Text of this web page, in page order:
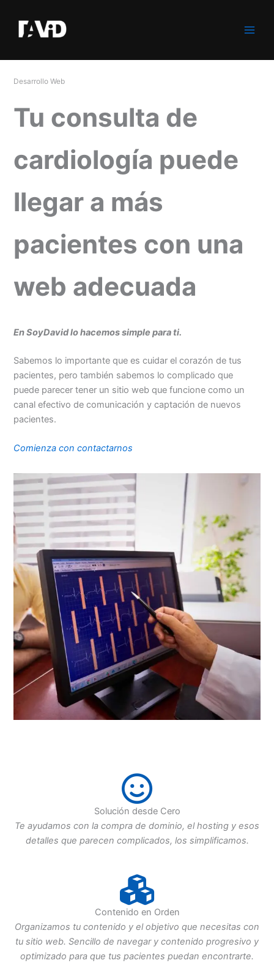
contenido
Desarrollo Web
Tu consulta de
cardiología puede
llegar a más
pacientes con una
web adecuada
En SoyDavid lo hacemos simple para ti.
Sabemos lo importante que es cuidar el corazón de tus
pacientes, pero también sabemos lo complicado que
puede parecer tener un sitio web que funcione como un
canal efectivo de comunicación y captación de nuevos
pacientes.
Comienza con contactarnos
Solución desde Cero
Te ayudamos con la compra de dominio, el hosting y esos
detalles que parecen complicados, los simplificamos.
Contenido en Orden
Organizamos tu contenido y el objetivo que necesitas con
tu sitio web. Sencillo de navegar y contenido progresivo y
optimizado para que tus pacientes puedan encontrarte.